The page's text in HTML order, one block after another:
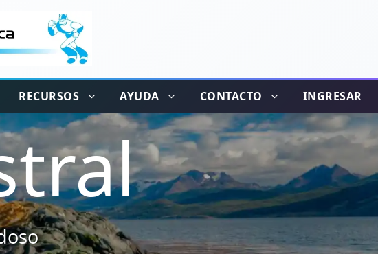
RECURSOS AYUDA CONTACTO INGRESAR